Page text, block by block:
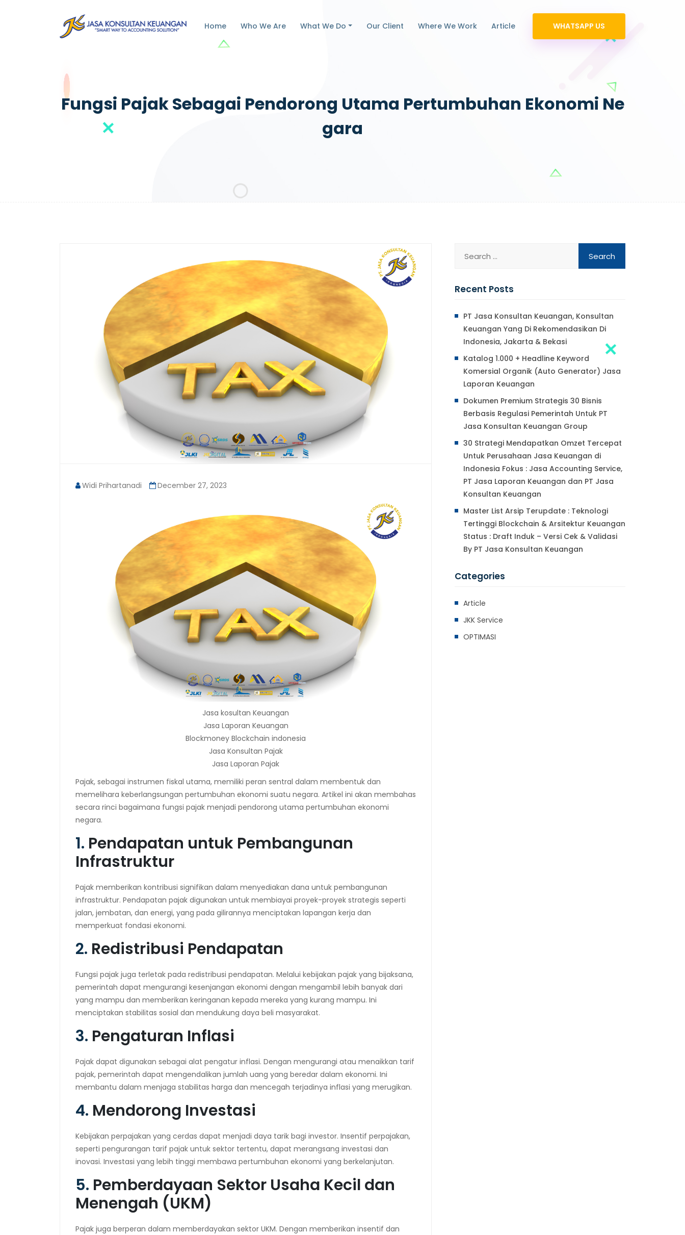
Home Who We Are What We Do Our Client Where We Work Article WHATSAPP US
Fungsi Pajak Sebagai Pendorong Utama Pertumbuhan Ekonomi Ne
Gara
Widi Prihartanadi December 27, 2023
Jasa kosultan Keuangan
Jasa Laporan Keuangan
Blockmoney Blockchain indonesia
Jasa Konsultan Pajak
Jasa Laporan Pajak
Pajak, sebagai instrumen fiskal utama, memiliki peran sentral dalam membentuk dan
memelihara keberlangsungan pertumbuhan ekonomi suatu negara. Artikel ini akan membahas
secara rinci bagaimana fungsi pajak menjadi pendorong utama pertumbuhan ekonomi
negara.
1. Pendapatan untuk Pembangunan
Infrastruktur
Pajak memberikan kontribusi signifikan dalam menyediakan dana untuk pembangunan
infrastruktur. Pendapatan pajak digunakan untuk membiayai proyek-proyek strategis seperti
jalan, jembatan, dan energi, yang pada gilirannya menciptakan lapangan kerja dan
memperkuat fondasi ekonomi.
2. Redistribusi Pendapatan
Fungsi pajak juga terletak pada redistribusi pendapatan. Melalui kebijakan pajak yang bijaksana,
pemerintah dapat mengurangi kesenjangan ekonomi dengan mengambil lebih banyak dari
yang mampu dan memberikan keringanan kepada mereka yang kurang mampu. Ini
menciptakan stabilitas sosial dan mendukung daya beli masyarakat.
3. Pengaturan Inflasi
Pajak dapat digunakan sebagai alat pengatur inflasi. Dengan mengurangi atau menaikkan tarif
pajak, pemerintah dapat mengendalikan jumlah uang yang beredar dalam ekonomi. Ini
membantu dalam menjaga stabilitas harga dan mencegah terjadinya inflasi yang merugikan.
4. Mendorong Investasi
Kebijakan perpajakan yang cerdas dapat menjadi daya tarik bagi investor. Insentif perpajakan,
seperti pengurangan tarif pajak untuk sektor tertentu, dapat merangsang investasi dan
inovasi. Investasi yang lebih tinggi membawa pertumbuhan ekonomi yang berkelanjutan.
5. Pemberdayaan Sektor Usaha Kecil dan
Menengah (UKM)
Pajak juga berperan dalam memberdayakan sektor UKM. Dengan memberikan insentif dan
Recent Posts
PT Jasa Konsultan Keuangan, Konsultan
Keuangan Yang Di Rekomendasikan Di
Indonesia, Jakarta & Bekasi
Katalog 1.000 + Headline Keyword
Komersial Organik (Auto Generator) Jasa
Laporan Keuangan
Dokumen Premium Strategis 30 Bisnis
Berbasis Regulasi Pemerintah Untuk PT
Jasa Konsultan Keuangan Group
30 Strategi Mendapatkan Omzet Tercepat
Untuk Perusahaan Jasa Keuangan di
Indonesia Fokus : Jasa Accounting Service,
PT Jasa Laporan Keuangan dan PT Jasa
Konsultan Keuangan
Master List Arsip Terupdate : Teknologi
Tertinggi Blockchain & Arsitektur Keuangan
Status : Draft Induk – Versi Cek & Validasi
By PT Jasa Konsultan Keuangan
Categories
Article
JKK Service
OPTIMASI